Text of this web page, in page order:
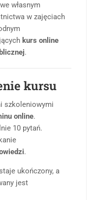
własnym
w zajęciach
kurs online
.
kursu
szkoleniowymi
online.
10 pytań.
.
ukończony, a
jest